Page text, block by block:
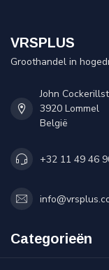
VRSPLUS
Groothandel in
John
3920 Lommel
België
+32 11 49 46
Categorieën